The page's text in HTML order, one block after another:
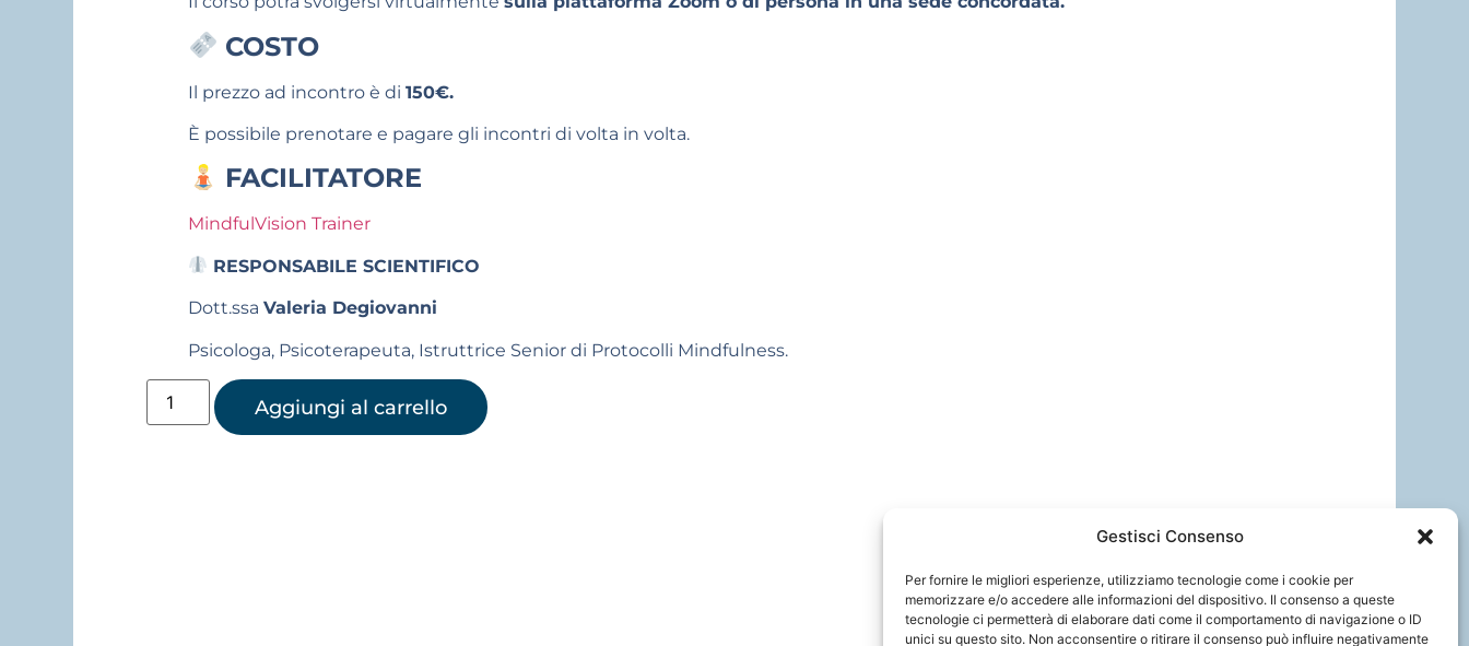
Gestisci Consenso
Per fornire le migliori esperienze, utilizziamo tecnologie come i cookie per
memorizzare e/o accedere alle informazioni del dispositivo. Il consenso a queste
tecnologie ci permetterà di elaborare dati come il comportamento di navigazione o ID
unici su questo sito. Non acconsentire o ritirare il consenso può influire negativamente
COSTO
Il prezzo ad incontro è di 150€.
È possibile prenotare e pagare gli incontri di volta in volta.
FACILITATORE
MindfulVision Trainer
RESPONSABILE SCIENTIFICO
Dott.ssa Valeria Degiovanni
Psicologa, Psicoterapeuta, Istruttrice Senior di Protocolli Mindfulness.
Aggiungi al carrello